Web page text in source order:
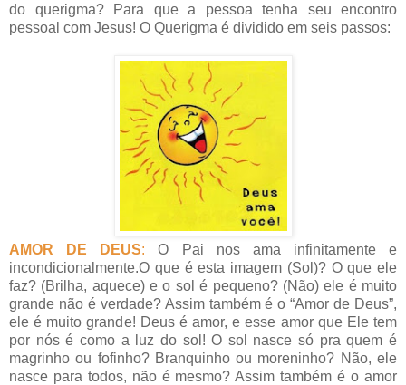
do querigma? Para que a pessoa tenha seu encontro
pessoal com Jesus! O Querigma é dividido em seis passos:
AMOR DE DEUS: O Pai nos ama infinitamente e
incondicionalmente.O que é esta imagem (Sol)? O que ele
faz? (Brilha, aquece) e o sol é pequeno? (Não) ele é muito
grande não é verdade? Assim também é o “Amor de Deus”,
ele é muito grande! Deus é amor, e esse amor que Ele tem
por nós é como a luz do sol! O sol nasce só pra quem é
magrinho ou fofinho? Branquinho ou moreninho? Não, ele
nasce para todos, não é mesmo? Assim também é o amor